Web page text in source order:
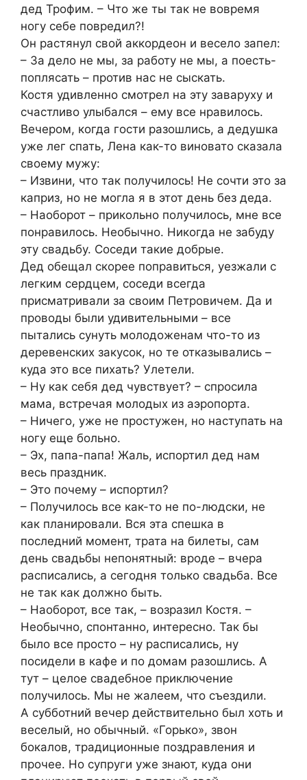
дед Трофим. – Что же ты так не вовремя
ногу себе повредил?!
Он растянул свой аккордеон и весело запел:
– За дело не мы, за работу не мы, а поесть-
поплясать – против нас не сыскать.
Костя удивленно смотрел на эту заваруху и
счастливо улыбался – ему все нравилось.
Вечером, когда гости разошлись, а дедушка
уже лег спать, Лена как-то виновато сказала
своему мужу:
– Извини, что так получилось! Не сочти это за
каприз, но не могла я в этот день без деда.
– Наоборот – прикольно получилось, мне все
понравилось. Необычно. Никогда не забуду
эту свадьбу. Соседи такие добрые.
Дед обещал скорее поправиться, уезжали с
легким сердцем, соседи всегда
присматривали за своим Петровичем. Да и
проводы были удивительными – все
пытались сунуть молодоженам что-то из
деревенских закусок, но те отказывались –
куда это все пихать? Улетели.
– Ну как себя дед чувствует? – спросила
мама, встречая молодых из аэропорта.
– Ничего, уже не простужен, но наступать на
ногу еще больно.
– Эх, папа-папа! Жаль, испортил дед нам
весь праздник.
– Это почему – испортил?
– Получилось все как-то не по-людски, не
как планировали. Вся эта спешка в
последний момент, трата на билеты, сам
день свадьбы непонятный: вроде – вчера
расписались, а сегодня только свадьба. Все
не так как должно быть.
– Наоборот, все так, – возразил Костя. –
Необычно, спонтанно, интересно. Так бы
было все просто – ну расписались, ну
посидели в кафе и по домам разошлись. А
тут – целое свадебное приключение
получилось. Мы не жалеем, что съездили.
А субботний вечер действительно был хоть и
веселый, но обычный. «Горько», звон
бокалов, традиционные поздравления и
прочее. Но супруги уже знают, куда они